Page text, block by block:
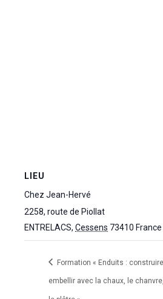
LIEU
Chez Jean-Hervé
2258, route de Piollat
ENTRELACS, Cessens 73410 France
Formation « Enduits : construire,
embellir avec la chaux, le chanvre,